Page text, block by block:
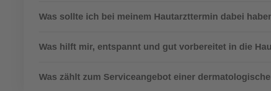
Was sollte ich bei meinem Hautarzttermin dabei
Was hilft mir, entspannt und gut vorbereitet in die
Was zählt zum Serviceangebot einer